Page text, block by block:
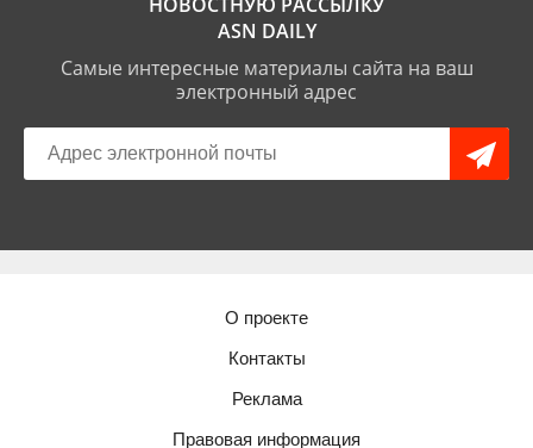
ASN DAILY
Самые интересные материалы сайта на ваш
электронный адрес
О проекте
Контакты
Реклама
Правовая информация